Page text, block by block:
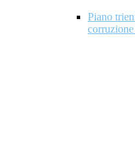
Piano
corruzione